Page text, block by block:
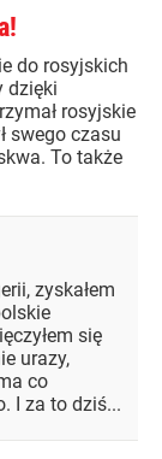
do rosyjskich
dzięki
rosyjskie
swego czasu
To także
zyskałem
się
urazy,
co
I za to dziś...